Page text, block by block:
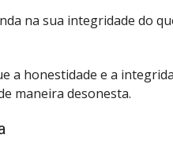
na sua integridade do
a honestidade e a
maneira desonesta.